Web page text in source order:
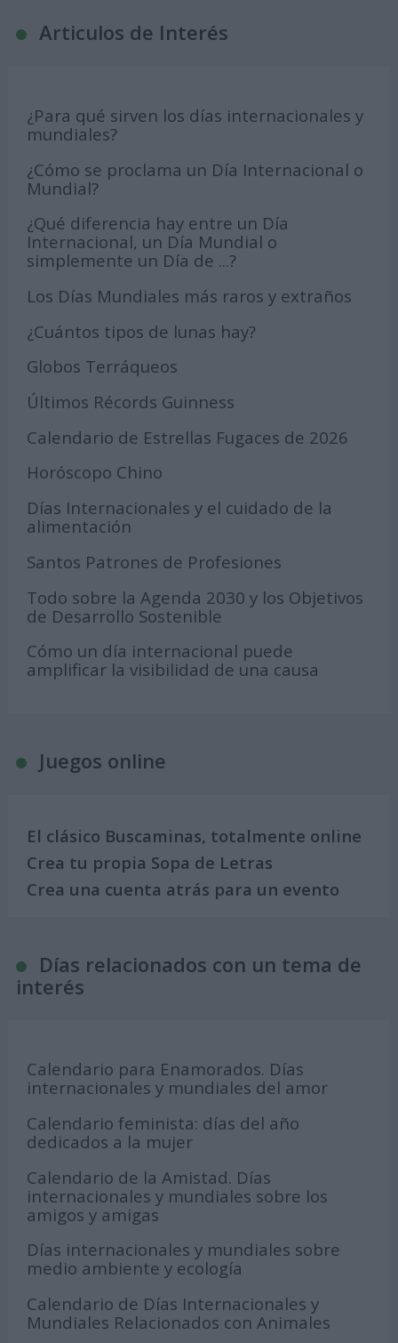
Articulos de Interés
¿Para qué sirven los días internacionales y
mundiales?
¿Cómo se proclama un Día Internacional o
Mundial?
¿Qué diferencia hay entre un Día
Internacional, un Día Mundial o
simplemente un Día de ...?
Los Días Mundiales más raros y extraños
¿Cuántos tipos de lunas hay?
Globos Terráqueos
Últimos Récords Guinness
Calendario de Estrellas Fugaces de 2026
Horóscopo Chino
Días Internacionales y el cuidado de la
alimentación
Santos Patrones de Profesiones
Todo sobre la Agenda 2030 y los Objetivos
de Desarrollo Sostenible
Cómo un día internacional puede
amplificar la visibilidad de una causa
Juegos online
El clásico Buscaminas, totalmente online
Crea tu propia Sopa de Letras
Crea una cuenta atrás para un evento
Días relacionados con un tema de
interés
Calendario para Enamorados. Días
internacionales y mundiales del amor
Calendario feminista: días del año
dedicados a la mujer
Calendario de la Amistad. Días
internacionales y mundiales sobre los
amigos y amigas
Días internacionales y mundiales sobre
medio ambiente y ecología
Calendario de Días Internacionales y
Mundiales Relacionados con Animales